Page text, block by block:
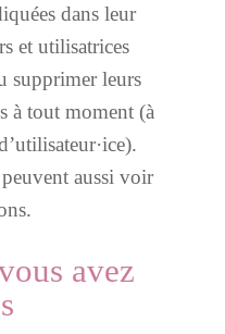
dans leur
et utilisatrices
supprimer leurs
à tout moment (à
aussi voir
avez